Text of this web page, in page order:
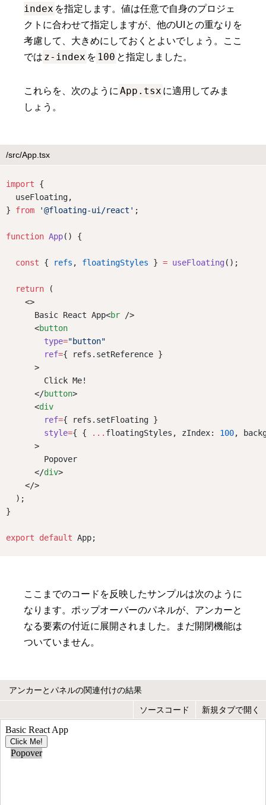
index を指定します。値は任意で自身のプロジェ
クトに合わせて指定しますが、他のUIとの重なりを
考慮して、大きめにしておくとよいでしょう。ここ
では z-index を 100 と指定しました。
これらを、次のように App.tsx に適用してみま
しょう。
/src/App.tsx
import {
  useFloating,
} from '@floating-ui/react' ;
function App() {
const { refs , floatingStyles } = useFloating ();
return (
    <>
      Basic React App<
br />
      <
button
type="button"
ref={ refs.setReference }
      >
        Click Me!
      </
button>
      <
div
ref={ refs.setFloating }
style={ { ... floatingStyles, zIndex: 100,
      >
        Popover
      </
div>
    </>
  );
}
export default App;
ここまでのコードを反映したサンプルは次のように
なります。ポップオーバーのパネルが、アンカーと
なる要素の付近に展開されました。まだ開閉機能は
ついていません。